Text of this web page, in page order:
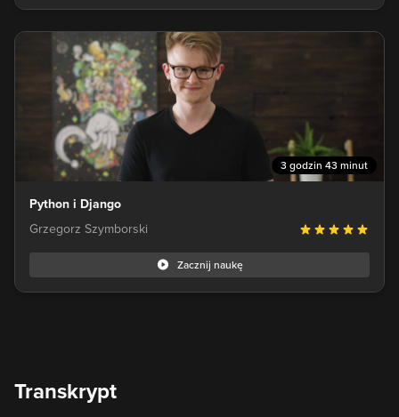
3 godzin 43 minut
Python i Django
Grzegorz Szymborski
Zacznij naukę
Transkrypt